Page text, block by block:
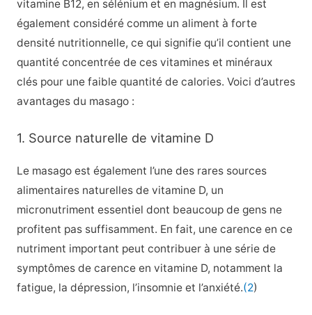
vitamine B12, en sélénium et en magnésium. Il est
également considéré comme un aliment à forte
densité nutritionnelle, ce qui signifie qu’il contient une
quantité concentrée de ces vitamines et minéraux
clés pour une faible quantité de calories. Voici d’autres
avantages du masago :
1. Source naturelle de vitamine D
Le masago est également l’une des rares sources
alimentaires naturelles de vitamine D, un
micronutriment essentiel dont beaucoup de gens ne
profitent pas suffisamment. En fait, une carence en ce
nutriment important peut contribuer à une série de
symptômes de carence en vitamine D, notamment la
fatigue, la dépression, l’insomnie et l’anxiété.(2)